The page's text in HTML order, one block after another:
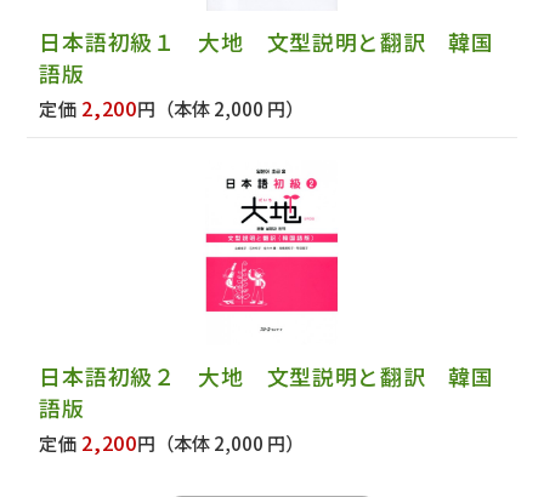
日本語初級１ 大地 文型説明と翻訳 韓国
語版
定価 2,200円 （本体 2,000 円）
日本語初級２ 大地 文型説明と翻訳 韓国
語版
定価 2,200円 （本体 2,000 円）